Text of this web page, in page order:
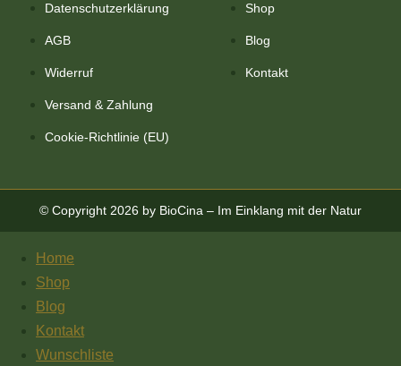
Datenschutzerklärung
AGB
Widerruf
Versand & Zahlung
Cookie-Richtlinie (EU)
Shop
Blog
Kontakt
© Copyright 2026 by BioCina – Im Einklang mit der Natur
Home
Shop
Blog
Kontakt
Wunschliste